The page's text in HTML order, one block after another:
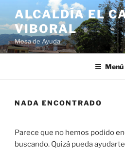
ALCALDÍA EL
VIBORAL
Mesa de Ayuda
Menú
NADA ENCONTRADO
Parece que no hemos podido
buscando. Quizá pueda